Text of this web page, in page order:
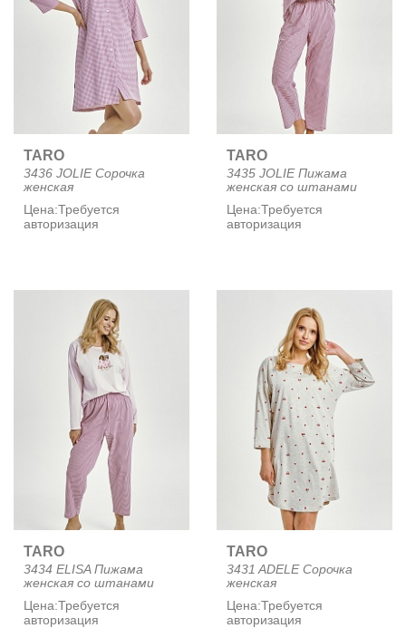
TARO
3436 JOLIE Сорочка
женская
Цена:Требуется
авторизация
TARO
3435 JOLIE Пижама
женская со штанами
Цена:Требуется
авторизация
TARO
3434 ELISA Пижама
женская со штанами
Цена:Требуется
авторизация
TARO
3431 ADELE Сорочка
женская
Цена:Требуется
авторизация